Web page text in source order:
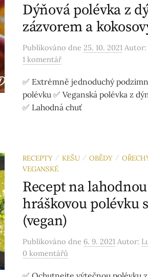
Dýňová polévka z
zázvorem a
Publikováno dne 25. 10. 2021 Autor:
1 komentář
✅ Extrémně jednoduchý
polévku ✅ Veganská polévka z
✅ Lahodná chuť
RECEPTY / KEŠU / OBĚDY /
VEGANSKÉ
Recept na
hráškovou polévku
(vegan)
Publikováno dne 6. 9. 2021 Autor:
0 komentářů